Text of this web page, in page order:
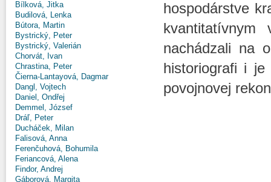
Bílková, Jitka
Budilová, Lenka
Bútora, Martin
Bystrický, Peter
Bystrický, Valerián
Chorvát, Ivan
Chrastina, Peter
Čierna-Lantayová, Dagmar
Dangl, Vojtech
Daniel, Ondřej
Demmel, József
Dráľ, Peter
Ducháček, Milan
Falisová, Anna
Ferenčuhová, Bohumila
Feriancová, Alena
Findor, Andrej
Gáborová, Margita
hospodárstve
nachádzali na
historiografi i je
povojnovej